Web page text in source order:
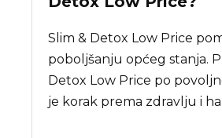
Slim & Detox Low Price
poboljšanju općeg stanja.
Detox Low Price po
je korak prema zdravlju i